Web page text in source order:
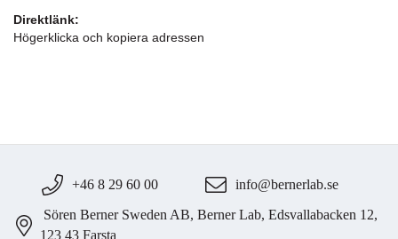
Direktlänk:
Högerklicka och kopiera adressen
+46 8 29 60 00 info@bernerlab.se
Sören Berner Sweden AB, Berner Lab, Edsvallabacken 12,
123 43 Farsta